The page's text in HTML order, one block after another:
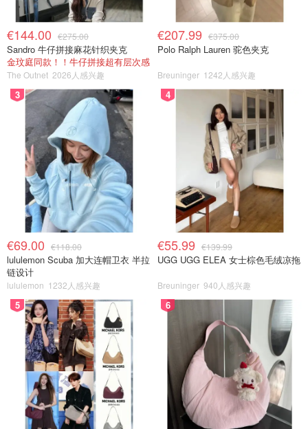
€144.00 €275.00
Sandro 牛仔拼接麻花针织夹克
金玟庭同款！！牛仔拼接超有层次感
The Outnet 2026人感兴趣
€207.99 €375.00
Polo Ralph Lauren 驼色夹克
Breuninger 1242人感兴趣
3
€69.00 €118.00
lululemon Scuba 加大连帽卫衣 半拉
链设计
lululemon 1232人感兴趣
4
€55.99 €139.99
UGG UGG ELEA 女士棕色毛绒凉拖
Breuninger 940人感兴趣
5 6